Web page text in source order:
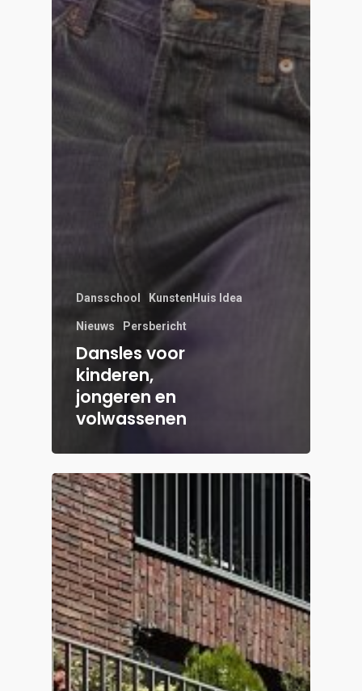
Dansschool KunstenHuis Idea
Nieuws Persbericht
Dansles voor
kinderen,
jongeren en
volwassenen